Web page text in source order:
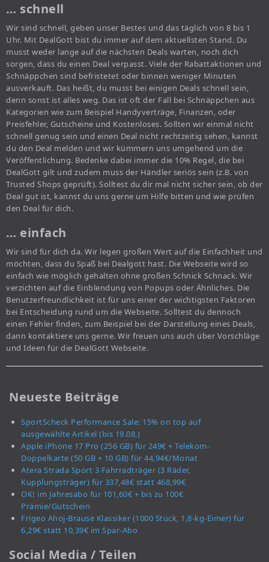
… schnell
Wir sind schnell, geben unser Bestes und das täglich von 8 bis 1
Uhr. Mit DealGott bist du immer auf dem aktuellsten Stand. Du
musst weder lange auf die nächsten Deals warten, noch dich
sorgen, dass du einen Deal verpasst. Viele der Rabattaktionen und
Schnäppchen sind befristetet oder binnen weniger Minuten
ausverkauft. Das heißt, du musst bei einigen Deals schnell sein,
denn sonst ist alles weg. Das ist oft der Fall bei Schnäppchen aus
Kategorien wie zum Beispiel Handyverträge, Finanzen, oder
Preisfehler, Gutscheine und Kostenloses. Sollten wir einmal nicht
schnell genug sein und einen Deal nicht rechtzeitig sehen, kannst
du den Deal melden und wir kümmern uns umgehend um die
Veröffentlichung. Bedenke dabei immer die 10% Regel, die bei
DealGott gilt und zudem muss der Händler seriös sein (z.B. von
Trusted Shops geprüft). Solltest du dir mal nicht sicher sein, ob der
Deal gut ist, kannst du uns gerne um Hilfe bitten und wie prüfen
den Deal für dich.
… einfach
Wir sind für dich da. Wir legen großen Wert auf die Einfachheit und
möchten, dass du Spaß bei Dealgott hast. Die Webseite wird so
einfach wie möglich gehalten ohne großen Schnick Schnack. Wir
verzichten auf die Einblendung von Popups oder Ähnliches. Die
Benutzerfreundlichkeit ist für uns einer der wichtigsten Faktoren
bei Entscheidung rund um die Webseite. Solltest du dennoch
einen Fehler finden, zum Beispiel bei der Darstellung eines Deals,
dann kontaktiere uns gerne. Wir freuen uns auch über Vorschläge
und Ideen für die DealGott Webseite.
Neueste Beiträge
SportScheck Performance Sale: 15% on top auf
ausgewählte Artikel (bis 19.08.)
Apple iPhone 17 Pro (256 GB) für 249€ + Telekom-
Doppelkarte (50 GB + 10 GB) für 44,94€/Monat
Atera Strada Sport 3 Fahrradträger (3 Räder,
Kupplungsträger) für 337,48€ statt 468,99€
OK! im Jahresabo für 101,60€ + bis zu 100€
Prämie/Gutschein
Frigeo Ahoj-Brause Klassiker (1000 Stück, 1,8-kg-Eimer) für
6,29€ statt 10,39€ im Spar-Abo
Social Media / Teilen